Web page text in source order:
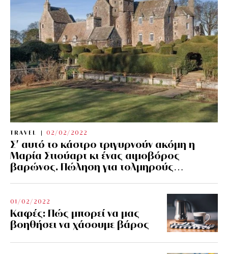
TRAVEL 02/02/2022
Σ’ αυτό το κάστρο τριγυρνούν ακόμη η
Μαρία Στιούαρτ κι ένας αιμοβόρος
βαρώνος. Πώληση για τολμηρούς…
01/02/2022
Kαφές: Πώς μπορεί να μας
βοηθήσει να χάσουμε βάρος